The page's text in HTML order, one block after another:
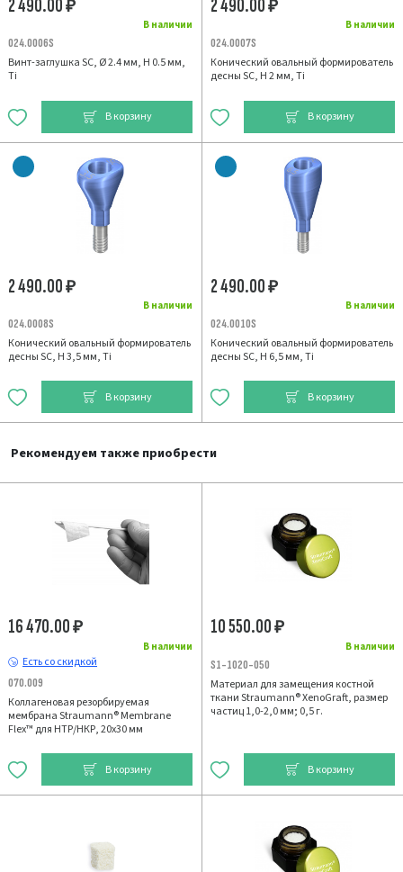
В наличии
2 490.00₽
024.0006S
Винт-заглушка SC, Ø 2.4 мм, H 0.5 мм,
Ti
В корзину
В наличии
2 490.00₽
024.0007S
Конический овальный формирователь
десны SC, H 2 мм, Ti
В корзину
В наличии
2 490.00₽
024.0008S
Конический овальный формирователь
десны SC, H 3,5 мм, Ti
В корзину
В наличии
2 490.00₽
024.0010S
Конический овальный формирователь
десны SC, H 6,5 мм, Ti
В корзину
Рекомендуем также приобрести
В наличии
16 470.00₽
Есть со скидкой
070.009
Коллагеновая резорбируемая
мембрана Straumann® Membrane
Flex™ для НТР/НКР, 20х30 мм
В корзину
В наличии
10 550.00₽
S1-1020-050
Материал для замещения костной
ткани Straumann® XenoGraft, размер
частиц 1,0-2,0 мм; 0,5 г.
В корзину